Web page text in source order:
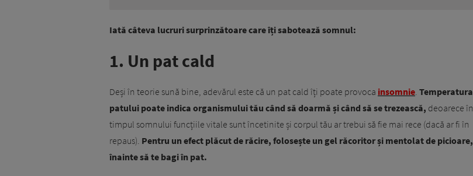
Iată câteva lucruri surprinzătoare care îți sabotează somnul:
1. Un pat cald
Deși în teorie sună bine, adevărul este că un pat cald îți poate provoca insomnie. Temperatura
patului poate indica organismului tău când să doarmă și când să se trezească, deoarece în
timpul somnului funcțiile vitale sunt încetinite și corpul tău ar trebui să fie mai rece (dacă ar fi în
repaus). Pentru un efect plăcut de răcire, folosește un gel răcoritor și mentolat de picioare,
înainte să te bagi în pat.